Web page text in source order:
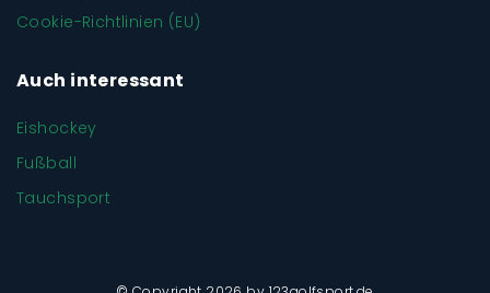
Cookie-Richtlinien (EU)
Auch interessant
Eishockey
Fußball
Tauchsport